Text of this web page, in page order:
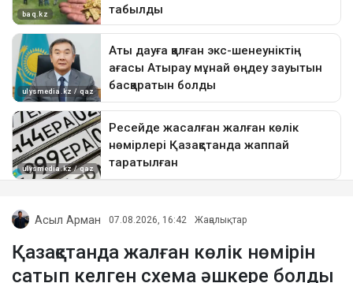
Асыл Арман 07.08.2026, 16:42 Жаңалықтар
Қазақстанда жалған көлік нөмірін
сатып келген схема әшкере болды